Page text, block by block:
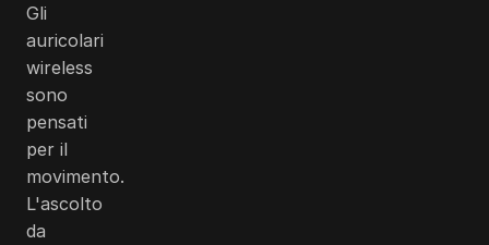
Gli
auricolari
wireless
sono
pensati
per il
movimento.
L'ascolto
da